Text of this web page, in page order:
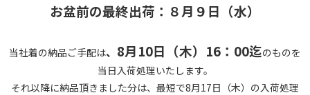
お盆前の最終出荷：８月９日（水）
当社着の納品ご手配は、 8月10日（木）16：00迄のものを
当日入荷処理いたします。
それ以降に納品頂きました分は、最短で8月17日（木）の入荷処理